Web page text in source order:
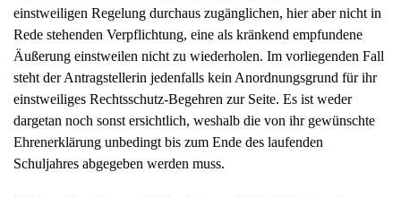
einstweiligen Regelung durchaus zugänglichen, hier aber nicht in
Rede stehenden Verpflichtung, eine als kränkend empfundene
Äußerung einstweilen nicht zu wiederholen. Im vorliegenden Fall
steht der Antragstellerin jedenfalls kein Anordnungsgrund für ihr
einstweiliges Rechtsschutz-Begehren zur Seite. Es ist weder
dargetan noch sonst ersichtlich, weshalb die von ihr gewünschte
Ehrenerklärung unbedingt bis zum Ende des laufenden
Schuljahres abgegeben werden muss.